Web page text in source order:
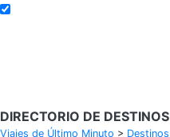
DIRECTORIO DE DESTINOS
Viajes de Último Minuto > Destinos